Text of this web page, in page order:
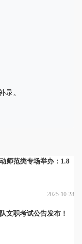
录。
师范类专场举办：1.8
2025-10-28
文职考试公告发布！